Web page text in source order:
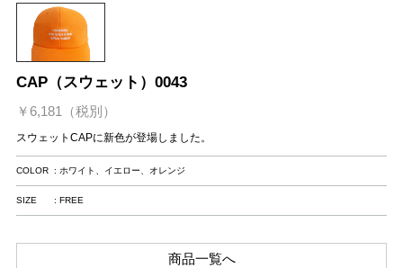
CAP（スウェット）0043
￥6,181（税別）
スウェットCAPに新色が登場しました。
COLOR : ホワイト、イエロー、オレンジ
SIZE : FREE
商品一覧へ